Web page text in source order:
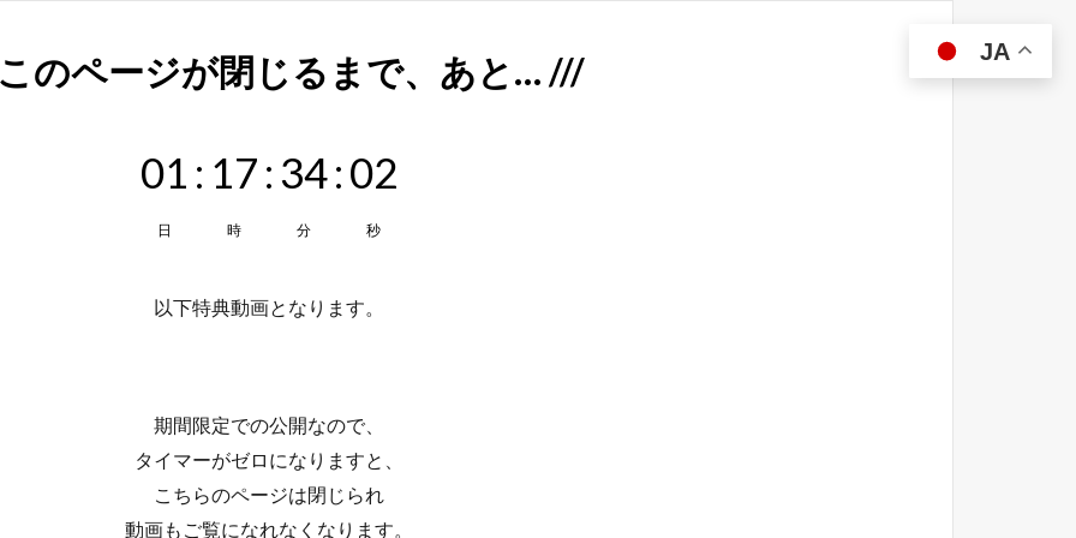
のページが閉じるまで、あと… ///
01
日
: 17
時
:34
分
:01
秒
以下特典動画となります。
期間限定での公開なので、
タイマーがゼロになりますと、
こちらのページは閉じられ
動画もご覧になれなくなります。
JA